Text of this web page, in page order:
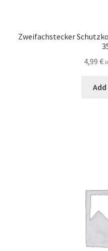
Zweifachstecker
4,99 €